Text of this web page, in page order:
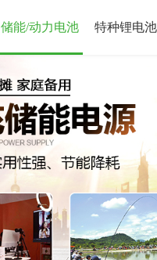
储能/动力电池 特种锂电池